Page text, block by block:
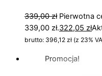
339,00zł Pierwotna
339,00 zł.322,05 zł
brutto: 396,12 zł (z 23%
Promocja!